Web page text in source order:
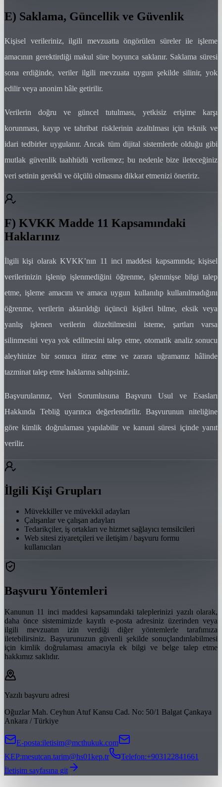
E) Saklama, Güncellik ve Güvenlik
Kişisel verileriniz, ilgili mevzuatta öngörülen süreler ile işleme
amacının gerektirdiği makul süre boyunca saklanır. Saklama süresi
sona erdiğinde, veriler ilgili mevzuata uygun şekilde silinir, yok
edilir veya anonim hâle getirilir.
Verilerin doğru ve güncel tutulması, yetkisiz erişime karşı
korunması, kayıp ve tahribat risklerinin azaltılması için teknik ve
idari tedbirler uygulanır. Ancak tüm dijital sistemlerde olduğu gibi
mutlak güvenlik taahhüdü verilemez; bu nedenle bize ileteceğiniz
veri setinin gerekli ve ölçülü olmasına dikkat etmenizi öneririz.
F) KVKK Madde 11 Kapsamındaki
Haklarınız
İlgili kişi olarak KVKK’nın 11 inci maddesi kapsamında; kişisel
verilerinizin işlenip işlenmediğini öğrenme, işlenmişse bilgi talep
etme, işleme amacını ve amaca uygun kullanılıp kullanılmadığını
öğrenme, verilerin aktarıldığı üçüncü kişileri bilme, eksik veya
yanlış işlenen verilerin düzeltilmesini isteme, şartları varsa
silinmesini veya yok edilmesini talep etme, otomatik analiz sonucu
aleyhinize bir sonuca itiraz etme ve zarara uğramanız hâlinde
tazminat talep etme haklarına sahipsiniz.
Başvurularınız, Veri Sorumlusuna Başvuru Usul ve Esasları
Hakkında Tebliğ uyarınca değerlendirilir. Başvurunun niteliğine
göre kimlik doğrulaması yapılabilir ve kanuni süresi içinde yanıt
verilir.
İlgili Kişi Grupları
Müvekkiller ve müvekkil adayları
Çalışanlar ve çalışan adayları
Tedarikçiler, iş ortakları ve hizmet sağlayıcı temsilcileri
Web sitesi ziyaretçileri ve iletişim / başvuru formu
kullanıcıları
Başvuru Yöntemleri
Kanunun 11 inci maddesi kapsamındaki taleplerinizi yazılı olarak,
daha önce sistemimizde kayıtlı e-posta adresiniz üzerinden veya
ilgili mevzuatın izin verdiği diğer yöntemlerle tarafımıza
iletebilirsiniz. Başvurunuzun güvenli şekilde sonuçlandırılabilmesi
için kimlik doğrulaması amacıyla ek bilgi ve belge talep etme
hakkımız saklıdır.
Yazılı başvuru adresi
Oğuzlar Mah. Ceyhun Atuf Kansu Cad. No: 50/1 Balgat Çankaya
Ankara / Türkiye
E-posta:iletisim@mcthukuk.com
KEP:mesutcan.tarim@hs01kep.tr Telefon:+903122841661
İletişim sayfasına git